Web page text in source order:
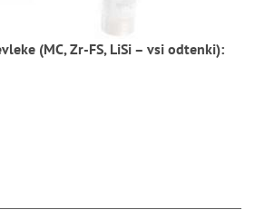
(MC, Zr-FS, LiSi – vsi odtenki):